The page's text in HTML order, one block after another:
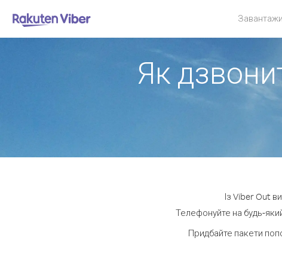
Як
Із Viber Out
Телефонуйте на будь-
Придбайте пакети